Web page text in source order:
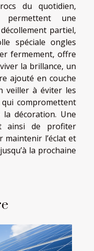
du quotidien,
permettent une
partiel,
spéciale ongles
fermement, offre
la brillance, un
ajouté en couche
veiller à éviter les
compromettent
décoration. Une
ainsi de profiter
maintenir l’éclat et
la prochaine